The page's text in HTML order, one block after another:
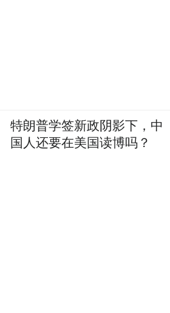
特朗普学签新政阴影下，中
国人还要在美国读博吗？